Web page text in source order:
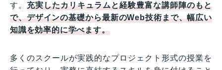
す。充実したカリキュラムと経験豊富な講師陣のもと
で、デザインの基礎から最新のWeb技術まで、幅広い
知識を効率的に学べます。
多くのスクールが実践的なプロジェクト形式の授業を